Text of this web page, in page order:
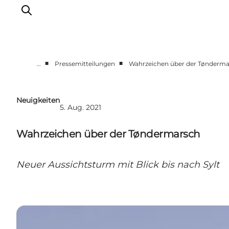
Neueste Nachrichten
Work with us
… ■ Pressemitteilungen ■ Wahrzeichen über der
Neuigkeiten
5. Aug. 2021
Wahrzeichen über der Tøndermarsch
Neuer Aussichtsturm mit Blick bis nach Sylt